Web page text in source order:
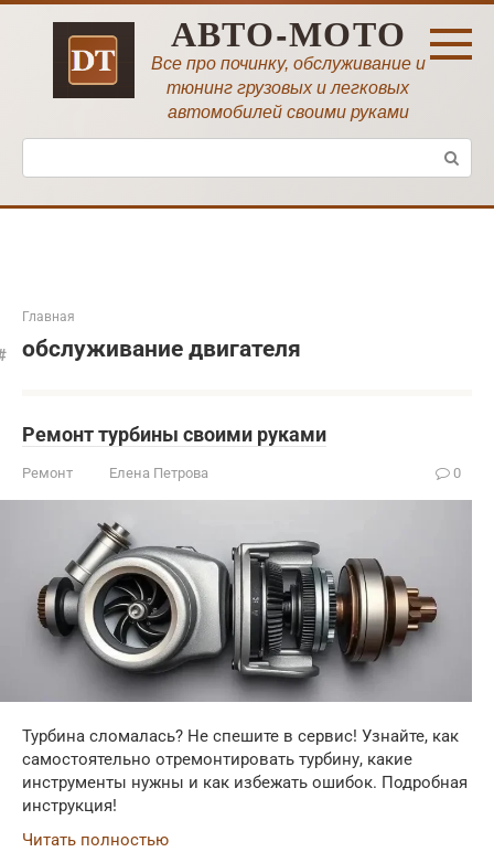
Перейти
АВТО-МОТО
Все про починку, обслуживание и
тюнинг грузовых и легковых
автомобилей своими руками
Поиск:
Главная
обслуживание двигателя
Ремонт турбины своими руками
Ремонт Елена Петрова 0
Турбина сломалась? Не спешите в сервис! Узнайте, как
самостоятельно отремонтировать турбину, какие
инструменты нужны и как избежать ошибок. Подробная
инструкция!
Читать полностью